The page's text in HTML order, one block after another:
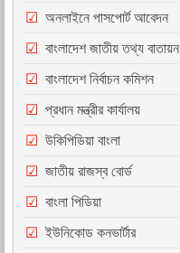
অনলাইনে পাসপোর্ট আবেদন
বাংলাদেশ জাতীয় তথ্য বাতায়ন
বাংলাদেশ নির্বাচন কমিশন
প্রধান মন্ত্রীর কার্যালয়
উকিপিডিয়া বাংলা
জাতীয় রাজস্ব বোর্ড
বাংলা পিডিয়া
ইউনিকোড কনভার্টার